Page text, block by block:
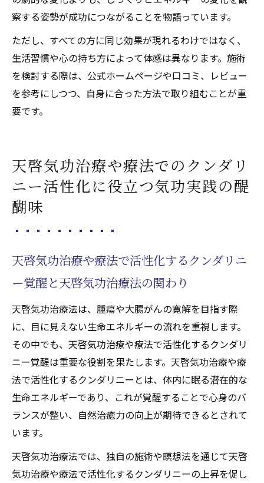
察する姿勢が成功につながることを物語っています。
ただし、すべての方に同じ効果が現れるわけではなく、
生活習慣や心の持ち方によって体感は異なります。施術
を検討する際は、公式ホームページや口コミ、レビュー
を参考にしつつ、自身に合った方法で取り組むことが重
要です。
天啓気功治療や療法でのクンダリ
ニー活性化に役立つ気功実践の醍
醐味
天啓気功治療や療法で活性化するクンダリニ
ー覚醒と天啓気功治療法の関わり
天啓気功治療法は、腫瘍や大腸がんの寛解を目指す際
に、目に見えない生命エネルギーの流れを重視します。
その中でも、天啓気功治療や療法で活性化するクンダリ
ニー覚醒は重要な役割を果たします。天啓気功治療や療
法で活性化するクンダリニーとは、体内に眠る潜在的な
生命エネルギーであり、これが覚醒することで心身のバ
ランスが整い、自然治癒力の向上が期待できるとされて
います。
天啓気功治療法では、独自の施術や瞑想法を通じて天啓
気功治療や療法で活性化するクンダリニーの上昇を促し